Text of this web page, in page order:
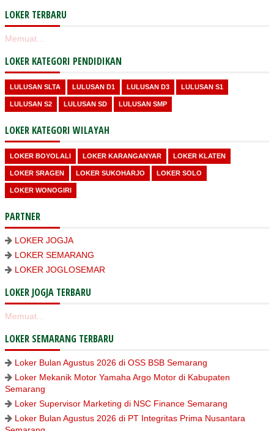
LOKER TERBARU
Memuat...
LOKER KATEGORI PENDIDIKAN
LULUSAN SLTA LULUSAN D1 LULUSAN D3 LULUSAN S1
LULUSAN S2 LULUSAN SD LULUSAN SMP
LOKER KATEGORI WILAYAH
LOKER BOYOLALI LOKER KARANGANYAR LOKER KLATEN
LOKER SRAGEN LOKER SUKOHARJO LOKER SOLO
LOKER WONOGIRI
PARTNER
LOKER JOGJA
LOKER SEMARANG
LOKER JOGLOSEMAR
LOKER JOGJA TERBARU
Memuat...
LOKER SEMARANG TERBARU
Loker Bulan Agustus 2026 di OSS BSB Semarang
Loker Mekanik Motor Yamaha Argo Motor di Kabupaten
Semarang
Loker Supervisor Marketing di NSC Finance Semarang
Loker Bulan Agustus 2026 di PT Integritas Prima Nusantara